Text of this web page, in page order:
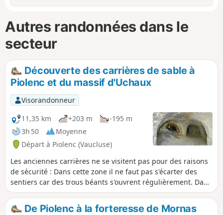
Autres randonnées dans le
secteur
Découverte des carrières de sable à
Piolenc et du massif d'Uchaux
Visorandonneur
11,35 km
+203 m
-195 m
3h 50
Moyenne
Départ à Piolenc (Vaucluse)
Les anciennes carrières ne se visitent pas pour des raisons
de sécurité : Dans cette zone il ne faut pas s'écarter des
sentiers car des trous béants s'ouvrent régulièrement. Dans
le Massif d'Uchaux les panoramas sont grandioses, sur,
notamment, le Ventoux et les Dentelles de Montmirail.
De Piolenc à la forteresse de Mornas